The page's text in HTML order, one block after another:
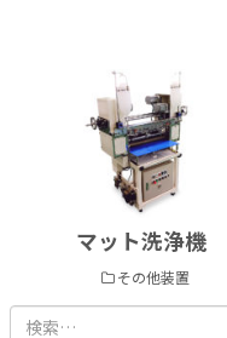
マット洗浄機
その他装置